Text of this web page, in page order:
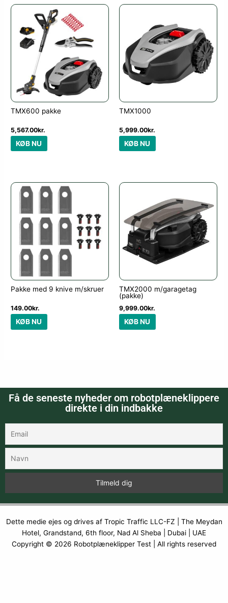
TMX600 pakke
5,567.00kr.
KØB NU
TMX1000
5,999.00kr.
KØB NU
Pakke med 9 knive m/skruer
149.00kr.
KØB NU
TMX2000 m/garagetag
(pakke)
9,999.00kr.
KØB NU
Få de seneste nyheder om robotplæneklippere
direkte i din indbakke
Dette medie ejes og drives af Tropic Traffic LLC-FZ | The Meydan
Hotel, Grandstand, 6th floor, Nad Al Sheba | Dubai | UAE
Copyright © 2026 Robotplæneklipper Test | All rights reserved